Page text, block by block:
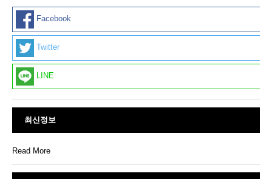
Facebook
Twitter
LINE
최신정보
Read More